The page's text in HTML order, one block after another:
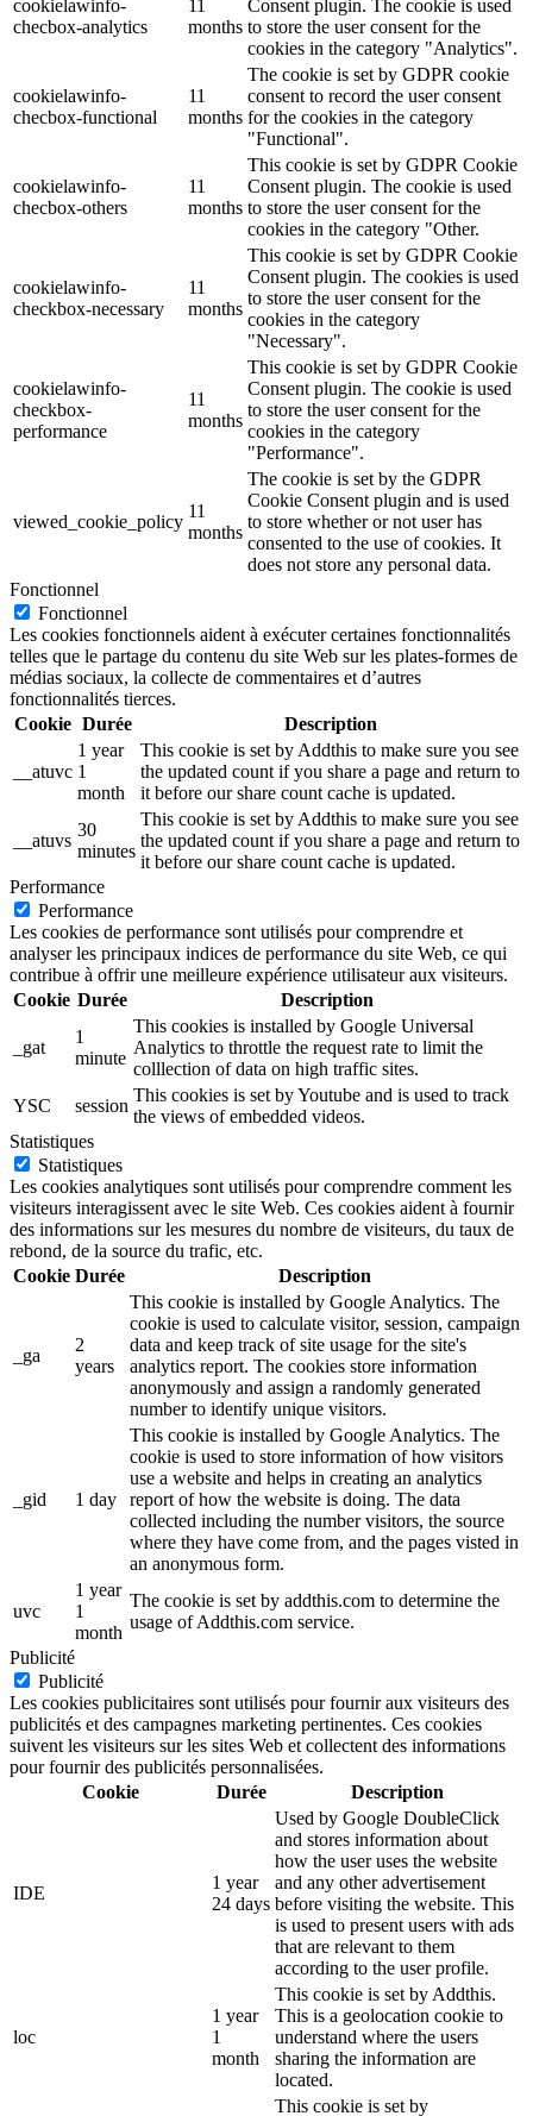
cookielawinfo-
checbox-analytics
11
months
Consent plugin. The cookie is used
to store the user consent for the
cookies in the category "Analytics".
cookielawinfo-
checbox-functional
11
months
The cookie is set by GDPR cookie
consent to record the user consent
for the cookies in the category
"Functional".
cookielawinfo-
checbox-others
11
months
This cookie is set by GDPR Cookie
Consent plugin. The cookie is used
to store the user consent for the
cookies in the category "Other.
cookielawinfo-
checkbox-necessary
11
months
This cookie is set by GDPR Cookie
Consent plugin. The cookies is used
to store the user consent for the
cookies in the category
"Necessary".
cookielawinfo-
checkbox-
performance
11
months
This cookie is set by GDPR Cookie
Consent plugin. The cookie is used
to store the user consent for the
cookies in the category
"Performance".
viewed_cookie_policy
11
months
The cookie is set by the GDPR
Cookie Consent plugin and is used
to store whether or not user has
consented to the use of cookies. It
does not store any personal data.
Fonctionnel
Fonctionnel
Les cookies fonctionnels aident à exécuter certaines fonctionnalités
telles que le partage du contenu du site Web sur les plates-formes de
médias sociaux, la collecte de commentaires et d’autres
fonctionnalités tierces.
Cookie Durée Description
__atuvc
1 year
1
month
This cookie is set by Addthis to make sure you see
the updated count if you share a page and return to
it before our share count cache is updated.
__atuvs
30
minutes
This cookie is set by Addthis to make sure you see
the updated count if you share a page and return to
it before our share count cache is updated.
Performance
Performance
Les cookies de performance sont utilisés pour comprendre et
analyser les principaux indices de performance du site Web, ce qui
contribue à offrir une meilleure expérience utilisateur aux visiteurs.
Cookie Durée Description
_gat
1
minute
This cookies is installed by Google Universal
Analytics to throttle the request rate to limit the
colllection of data on high traffic sites.
YSC
session
This cookies is set by Youtube and is used to track
the views of embedded videos.
Statistiques
Statistiques
Les cookies analytiques sont utilisés pour comprendre comment les
visiteurs interagissent avec le site Web. Ces cookies aident à fournir
des informations sur les mesures du nombre de visiteurs, du taux de
rebond, de la source du trafic, etc.
Cookie Durée Description
_ga
2
years
This cookie is installed by Google Analytics. The
cookie is used to calculate visitor, session, campaign
data and keep track of site usage for the site's
analytics report. The cookies store information
anonymously and assign a randomly generated
number to identify unique visitors.
_gid 1 day
This cookie is installed by Google Analytics. The
cookie is used to store information of how visitors
use a website and helps in creating an analytics
report of how the website is doing. The data
collected including the number visitors, the source
where they have come from, and the pages visted in
an anonymous form.
uvc
1 year
1
month
The cookie is set by addthis.com to determine the
usage of Addthis.com service.
Publicité
Publicité
Les cookies publicitaires sont utilisés pour fournir aux visiteurs des
publicités et des campagnes marketing pertinentes. Ces cookies
suivent les visiteurs sur les sites Web et collectent des informations
pour fournir des publicités personnalisées.
Cookie
Durée Description
IDE
1 year
24 days
Used by Google DoubleClick
and stores information about
how the user uses the website
and any other advertisement
before visiting the website. This
is used to present users with ads
that are relevant to them
according to the user profile.
loc
1 year
1
month
This cookie is set by Addthis.
This is a geolocation cookie to
understand where the users
sharing the information are
located.
This cookie is set by